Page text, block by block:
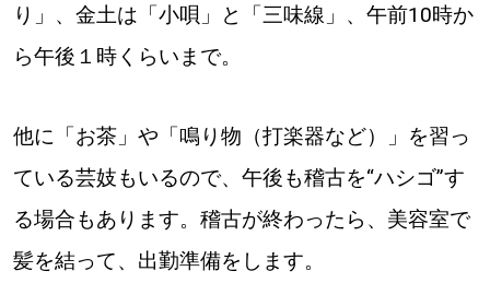
り」、金土は「小唄」と「三味線」、午前10時か
ら午後１時くらいまで。
他に「お茶」や「鳴り物（打楽器など）」を習っ
ている芸妓もいるので、午後も稽古を“ハシゴ”す
る場合もあります。稽古が終わったら、美容室で
髪を結って、出勤準備をします。